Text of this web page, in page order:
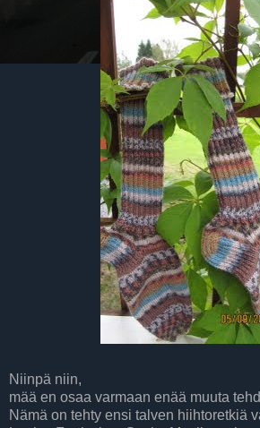
Niinpä niin,
mää en osaa varmaan enää muuta
Nämä on tehty ensi talven hiihtoretkiä